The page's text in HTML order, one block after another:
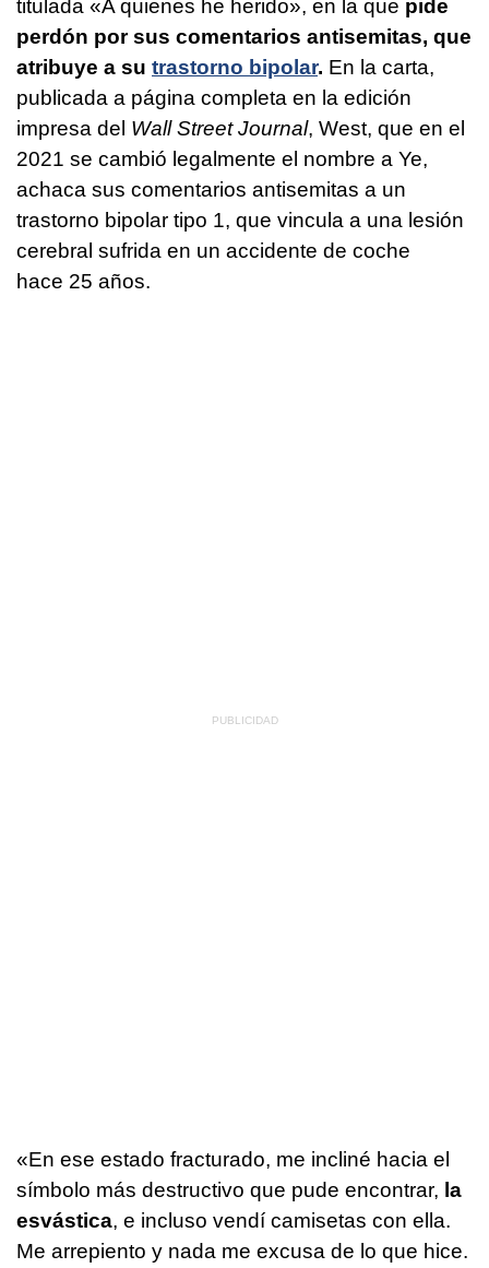
titulada «A quienes he herido», en la que pide
perdón por sus comentarios antisemitas, que
atribuye a su trastorno bipolar. En la carta,
publicada a página completa en la edición
impresa del Wall Street Journal, West, que en el
2021 se cambió legalmente el nombre a Ye,
achaca sus comentarios antisemitas a un
trastorno bipolar tipo 1, que vincula a una lesión
cerebral sufrida en un accidente de coche
hace 25 años.
«En ese estado fracturado, me incliné hacia el
símbolo más destructivo que pude encontrar, la
esvástica, e incluso vendí camisetas con ella.
Me arrepiento y nada me excusa de lo que hice.